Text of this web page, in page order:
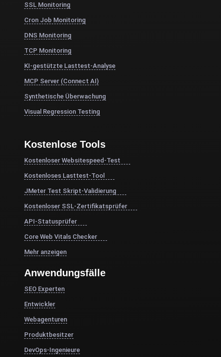
SSL Monitoring
Cron Job Monitoring
DNS Monitoring
TCP Monitoring
KI-gestützte Lasttest-Analyse
MCP Server (Connect AI)
Synthetische Überwachung
Visual Regression Testing
Kostenlose Tools
Kostenloser Websitespeed-Test
Kostenloses Lasttest-Tool
JMeter Test Skript-Validierung
Kostenloser SSL-Zertifikatsprüfer
API-Statusprüfer
Core Web Vitals Checker
Mehr anzeigen
Anwendungsfälle
SEO Experten
Entwickler
Webagenturen
Produktbesitzer
DevOps-Ingenieure